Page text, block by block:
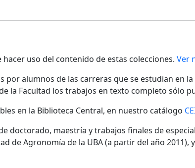
uso del contenido de estas colecciones. Ver
por alumnos de las carreras que se estudian en
la Facultad los trabajos en texto completo sólo
en la Biblioteca Central, en nuestro catálogo
doctorado, maestría y trabajos finales de
de Agronomía de la UBA (a partir del año 2011),